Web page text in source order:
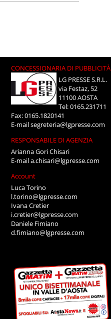
CONCESSIONARIA DI PUBBLICITÀ
LG PRESSE S.R.L.
via Festaz, 52
11100 AOSTA
Tel: 0165.231711
Fax: 0165.1820141
E-mailsegreteria@lgpresse.com
RESPONSABILE DI AGENZIA
Arianna Gori Chisari
E-maila.chisari@lgpresse.com
Account
Luca Torino
l.torino@lgpresse.com
Ivana Cretier
i.cretier@lgpresse.com
Daniele Fimiano
d.fimiano@lgpresse.com